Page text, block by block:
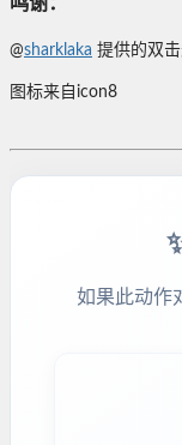
鸣谢：
@sharklaka 提供的双
图标来自icon8
如果此动作